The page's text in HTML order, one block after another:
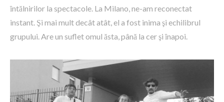
ȋntălnirilor la spectacole. La Milano, ne-am reconectat
instant. Şi mai mult decât atât, el a fost inima şi echilibrul
grupului. Are un suflet omul ăsta, până la cer şi ȋnapoi.